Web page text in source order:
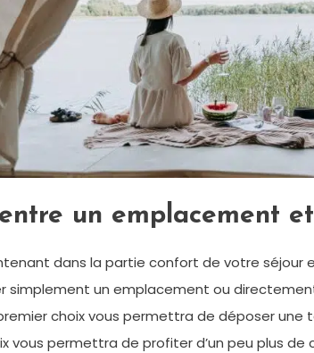
un emplacement
dans la partie confort de votre séjour
simplement un emplacement ou
choix vous permettra de déposer
vous permettra de profiter d’un peu plus de